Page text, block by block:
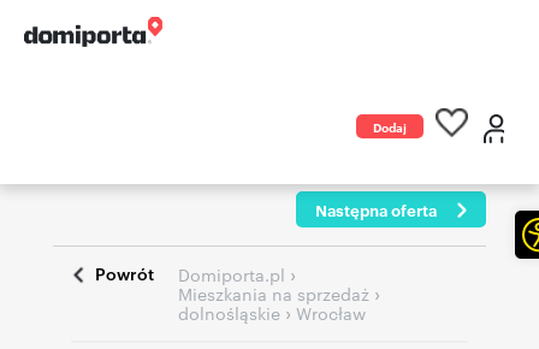
Dodaj
Następna oferta
Powrót Domiporta.pl ›
Mieszkania na sprzedaż ›
dolnośląskie › Wrocław